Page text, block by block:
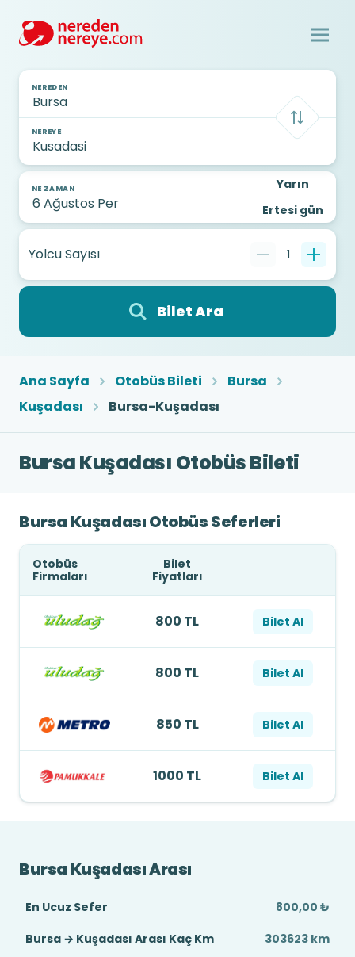
NEREDEN
NEREYE
NE ZAMAN
Yarın
Ertesi gün
Yolcu Sayısı 1
Bilet Ara
Ana Sayfa Otobüs Bileti
Bursa
Kuşadası
Bursa-Kuşadası
Bursa Kuşadası Otobüs Bileti
Bursa Kuşadası Otobüs Seferleri
Otobüs
Firmaları
Bilet
Fiyatları
800 TL Bilet Al
800 TL Bilet Al
850 TL Bilet Al
1000 TL Bilet Al
Bursa Kuşadası Arası
En Ucuz Sefer
800,00 ₺
Bursa → Kuşadası Arası Kaç Km
303623 km